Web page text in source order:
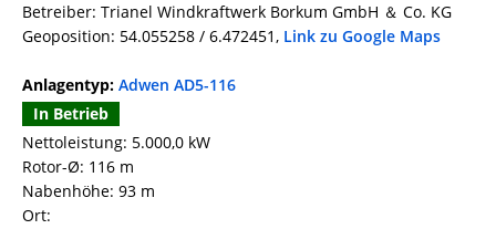
Betreiber: Trianel Windkraftwerk Borkum GmbH ＆ Co. KG
Geoposition: 54.055258 / 6.472451, Link zu Google Maps
Anlagentyp: Adwen AD5-116
In Betrieb
Nettoleistung: 5.000,0 kW
Rotor-Ø: 116 m
Nabenhöhe: 93 m
Ort: